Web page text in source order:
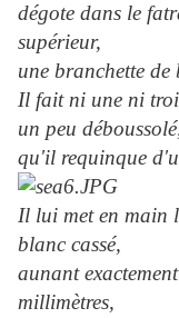
dégote dans le
supérieur,
une branchette
Il fait ni une ni
un peu
qu'il requinque
Il lui met en main
blanc cassé,
aunant
millimètres,